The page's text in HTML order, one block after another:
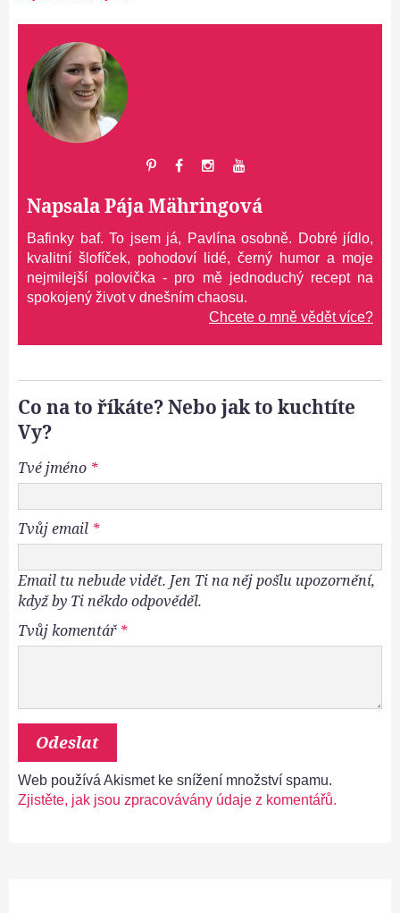
NapsalaPája Mähringová
Bafinky baf. To jsem já, Pavlína osobně. Dobré jídlo,
kvalitní šlofíček, pohodoví lidé, černý humor a moje
nejmilejší polovička - pro mě jednoduchý recept na
spokojený život v dnešním chaosu.
Chcete o mně vědět více?
Co na to říkáte? Nebo jak to kuchtíte
Vy?
Tvé jméno *
Tvůj email *
Email tu nebude vidět. Jen Ti na něj pošlu upozornění,
když by Ti někdo odpověděl.
Tvůj komentář*
Web používá Akismet ke snížení množství spamu.
Zjistěte, jak jsou zpracovávány údaje z komentářů.